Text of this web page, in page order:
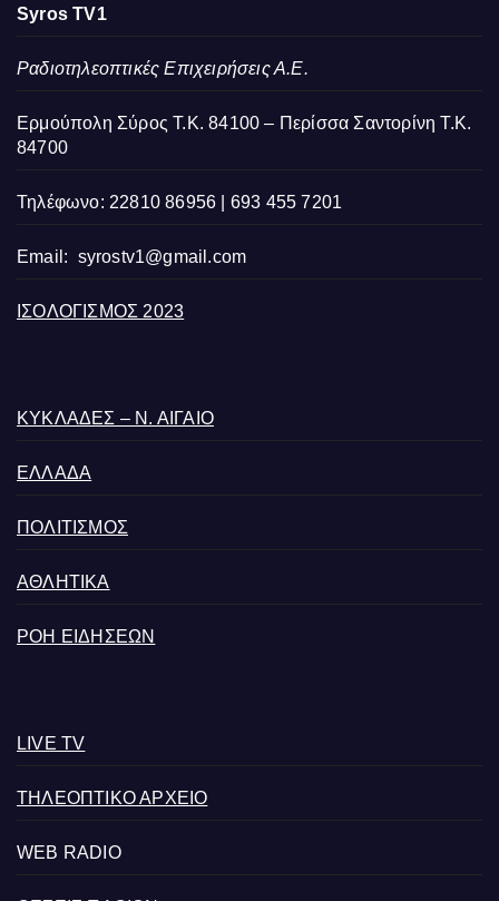
Syros TV1
Ραδιοτηλεοπτικές Επιχειρήσεις Α.Ε.
Ερμούπολη Σύρος Τ.Κ. 84100 – Περίσσα Σαντορίνη Τ.Κ.
84700
Τηλέφωνο: 22810 86956 | 693 455 7201
Email: syrostv1@gmail.com
ΙΣΟΛΟΓΙΣΜΟΣ 2023
ΚΥΚΛΑΔΕΣ – Ν. ΑΙΓΑΙΟ
ΕΛΛΑΔΑ
ΠΟΛΙΤΙΣΜΟΣ
ΑΘΛΗΤΙΚΑ
ΡΟΗ ΕΙΔΗΣΕΩΝ
LIVE TV
ΤΗΛΕΟΠΤΙΚΟ ΑΡΧΕΙΟ
WEB RADIO